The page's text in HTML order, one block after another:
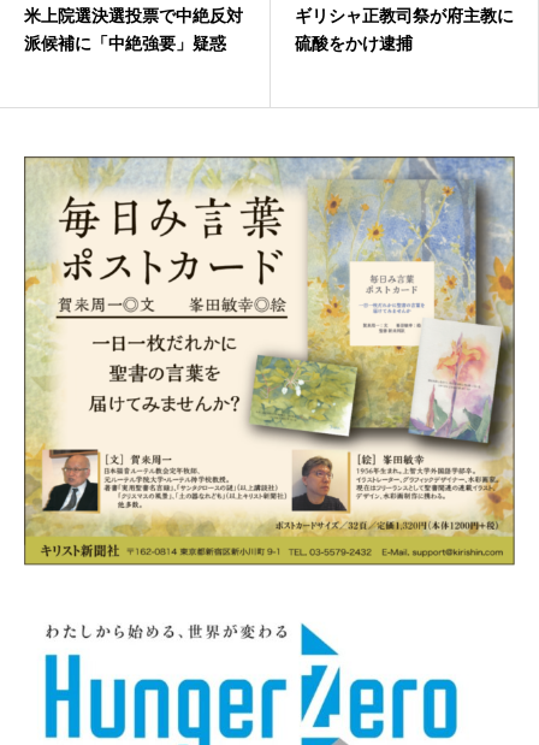
米上院選決選投票で中絶反対
派候補に「中絶強要」疑惑
ギリシャ正教司祭が府主教に
硫酸をかけ逮捕